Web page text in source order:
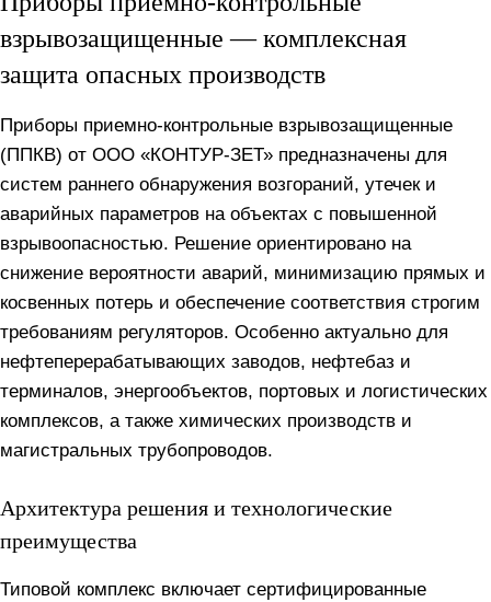
взрывозащищенные — комплексная
защита опасных производств
Приборы приемно-контрольные взрывозащищенные
(ППКВ) от ООО «КОНТУР-ЗЕТ» предназначены для
систем раннего обнаружения возгораний, утечек и
аварийных параметров на объектах с повышенной
взрывоопасностью. Решение ориентировано на
снижение вероятности аварий, минимизацию прямых и
косвенных потерь и обеспечение соответствия строгим
требованиям регуляторов. Особенно актуально для
нефтеперерабатывающих заводов, нефтебаз и
терминалов, энергообъектов, портовых и логистических
комплексов, а также химических производств и
магистральных трубопроводов.
Архитектура решения и технологические
преимущества
Типовой комплекс включает сертифицированные